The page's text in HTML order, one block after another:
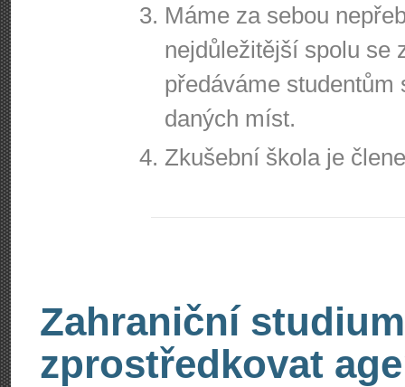
Máme za sebou
nejdůležitější spolu se
předáváme
daných míst.
Zkušební škola je
Zahraniční
zprostředkovat